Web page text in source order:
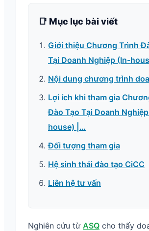
📑 Mục lục bài viết
Giới thiệu Chương Trình
Tại Doanh Nghiệp (In-
Nội dung chương trình
Lợi ích khi tham gia
Đào Tạo Tại Doanh
house) |…
Đối tượng tham gia
Hệ sinh thái đào tạo CiCC
Liên hệ tư vấn
Nghiên cứu từ ASQ cho thấy